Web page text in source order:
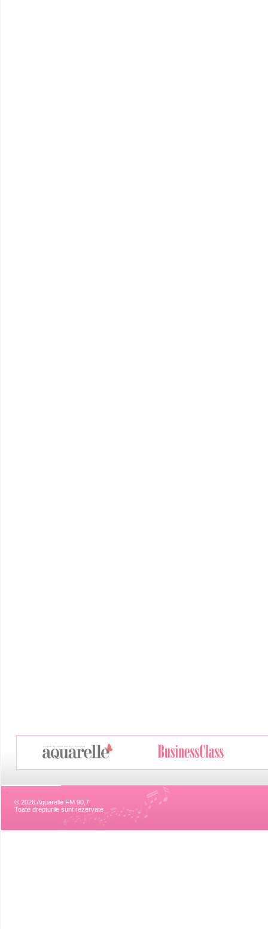
© 2026 Aquarelle FM 90,7
Toate drepturile sunt rezervate